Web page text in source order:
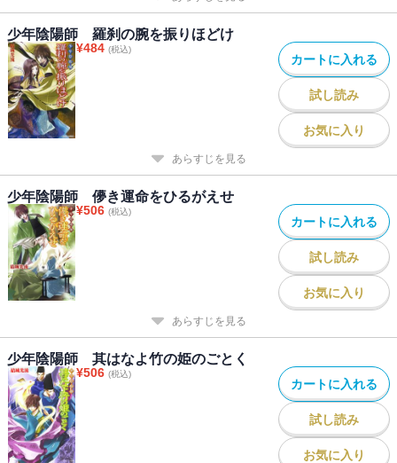
少年陰陽師 羅刹の腕を振りほどけ
¥484 (税込)
カートに入れる
試し読み
お気に入り
あらすじを見る
少年陰陽師 儚き運命をひるがえせ
¥506 (税込)
カートに入れる
試し読み
お気に入り
あらすじを見る
少年陰陽師 其はなよ竹の姫のごとく
¥506 (税込)
カートに入れる
試し読み
お気に入り